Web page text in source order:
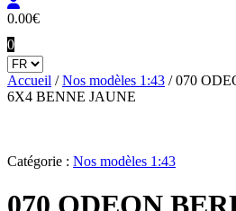
0.00€
0
Accueil /Nos modèles 1:43 / 070
6X4 BENNE JAUNE
Catégorie : Nos modèles 1:43